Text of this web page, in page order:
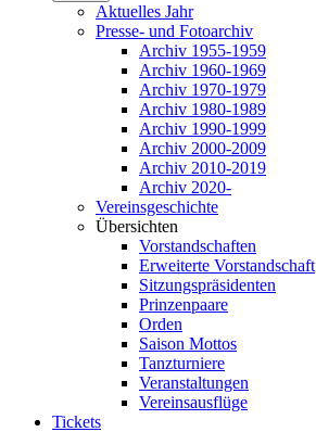
Aktuelles Jahr
Presse- und Fotoarchiv
Archiv 1955-1959
Archiv 1960-1969
Archiv 1970-1979
Archiv 1980-1989
Archiv 1990-1999
Archiv 2000-2009
Archiv 2010-2019
Archiv 2020-
Vereinsgeschichte
Übersichten
Vorstandschaften
Erweiterte Vorstandschaft
Sitzungspräsidenten
Prinzenpaare
Orden
Saison Mottos
Tanzturniere
Veranstaltungen
Vereinsausflüge
Tickets